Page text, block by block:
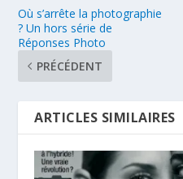
Où s’arrête la photographie
? Un hors série de
Réponses Photo
PRÉCÉDENT
ARTICLES SIMILAIRES